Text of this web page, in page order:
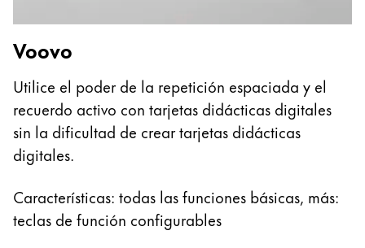
Voovo
Utilice el poder de la repetición espaciada y el
recuerdo activo con tarjetas didácticas digitales
sin la dificultad de crear tarjetas didácticas
digitales.
Características: todas las funciones básicas, más:
teclas de función configurables